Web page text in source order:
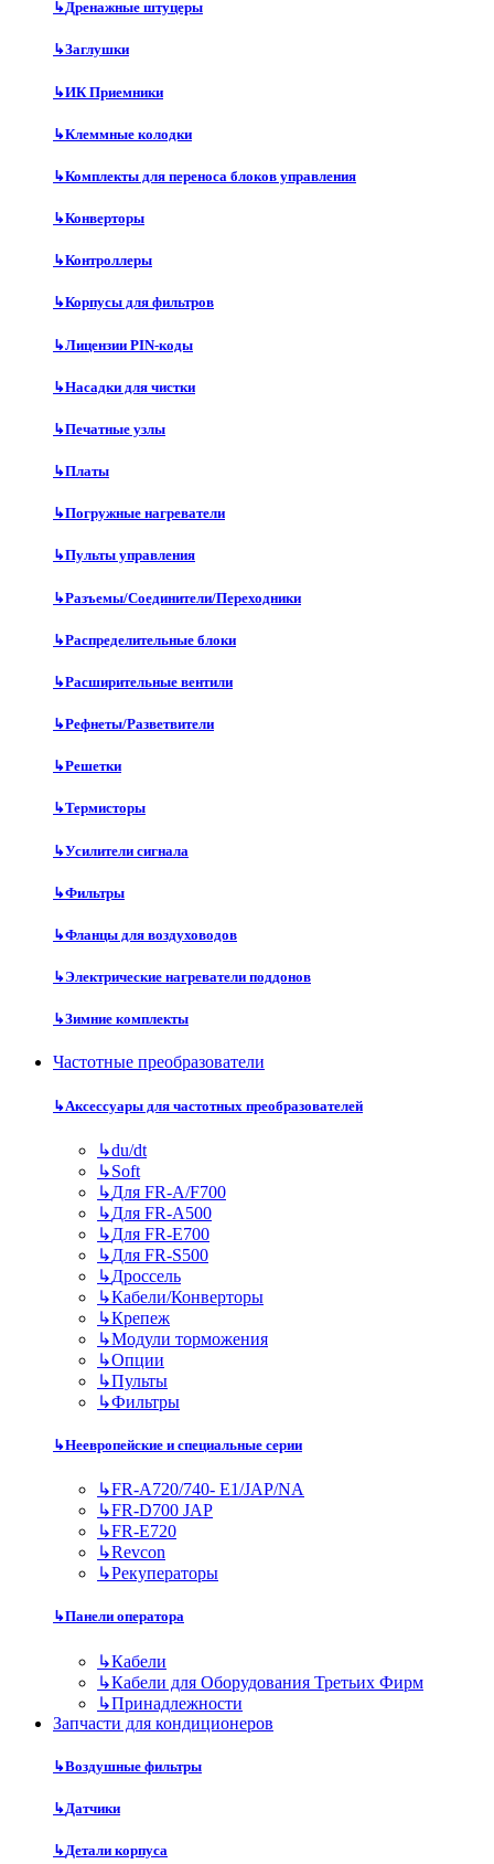
↳Дренажные штуцеры
↳Заглушки
↳ИК Приемники
↳Клеммные колодки
↳Комплекты для переноса блоков управления
↳Конверторы
↳Контроллеры
↳Корпусы для фильтров
↳Лицензии PIN-коды
↳Насадки для чистки
↳Печатные узлы
↳Платы
↳Погружные нагреватели
↳Пульты управления
↳Разъемы/Соединители/Переходники
↳Распределительные блоки
↳Расширительные вентили
↳Рефнеты/Разветвители
↳Решетки
↳Термисторы
↳Усилители сигнала
↳Фильтры
↳Фланцы для воздуховодов
↳Электрические нагреватели поддонов
↳Зимние комплекты
Частотные преобразователи
↳Аксессуары для частотных преобразователей
↳du/dt
↳Soft
↳Для FR-A/F700
↳Для FR-A500
↳Для FR-E700
↳Для FR-S500
↳Дроссель
↳Кабели/Конверторы
↳Крепеж
↳Модули торможения
↳Опции
↳Пульты
↳Фильтры
↳Неевропейские и специальные серии
↳FR-A720/740- E1/JAP/NA
↳FR-D700 JAP
↳FR-E720
↳Revcon
↳Рекуператоры
↳Панели оператора
↳Кабели
↳Кабели для Оборудования Третьих Фирм
↳Принадлежности
Запчасти для кондиционеров
↳Воздушные фильтры
↳Датчики
↳Детали корпуса